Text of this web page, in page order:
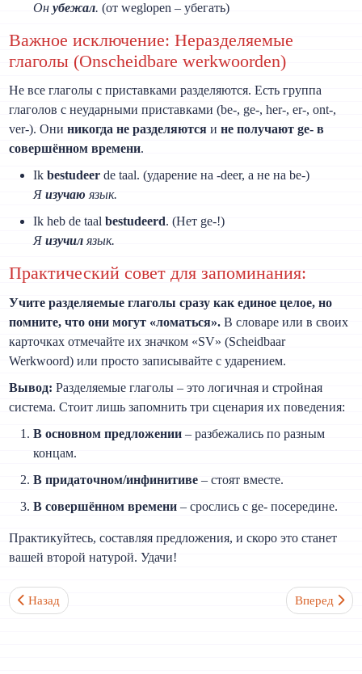
Онубежал. (от weglopen – убегать)
Важное исключение: Неразделяемые
глаголы (Onscheidbare werkwoorden)
Не все глаголы с приставками разделяются. Есть группа
глаголов с неударными приставками (be-, ge-, her-, er-, ont-,
ver-). Ониникогда не разделяются ине получают ge- в
совершённом времени.
Ikbestudeer de taal. (ударение на -deer, а не на be-)
Яизучаю язык.
Ik heb de taalbestudeerd. (Нет ge-!)
Яизучилязык.
Практический совет для запоминания:
Учите разделяемые глаголы сразу как единое целое, но
помните, что они могут «ломаться». В словаре или в своих
карточках отмечайте их значком «SV» (Scheidbaar
Werkwoord) или просто записывайте с ударением.
Вывод: Разделяемые глаголы – это логичная и стройная
система. Стоит лишь запомнить три сценария их поведения:
В основном предложении – разбежались по разным
концам.
В придаточном/инфинитиве – стоят вместе.
В совершённом времени – срослись с ge- посередине.
Практикуйтесь, составляя предложения, и скоро это станет
вашей второй натурой. Удачи!
Предыдущий: В чем разница между "jij/je" и "u"? Когда какое
Назад Следующий:
Вперед